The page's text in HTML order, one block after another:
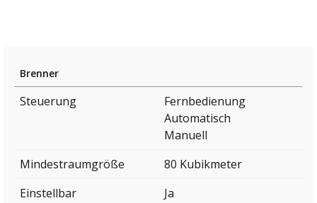
Brenner
Steuerung
Fernbedienung
Automatisch
Manuell
Mindestraumgröße
80 Kubikmeter
Einstellbar
Ja